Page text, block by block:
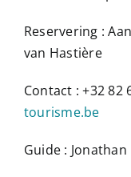
Reservering :
van Hastière
Contact : +32 82
tourisme.be
Guide :